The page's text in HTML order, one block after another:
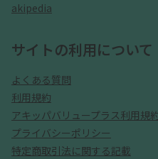
akipedia
サイトの利用について
よくある質問
利用規約
アキッパバリュープラス利用規
プライバシーポリシー
特定商取引法に関する記載